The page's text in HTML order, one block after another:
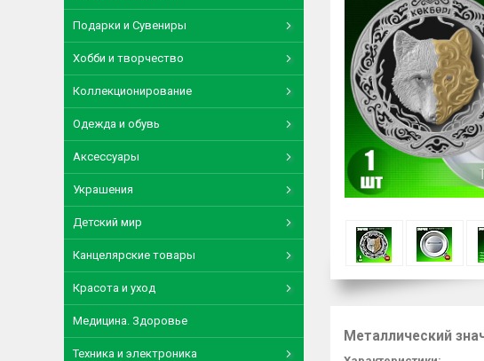
Металлический
Подарки и Сувениры
Хобби и творчество
Коллекционирование
Одежда и обувь
Аксессуары
Украшения
Детский мир
Канцелярские товары
Красота и уход
Медицина. Здоровье
Техника и электроника